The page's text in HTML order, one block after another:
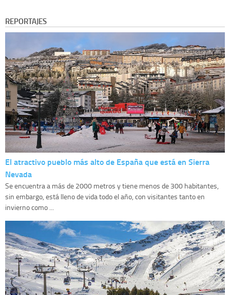
REPORTAJES
El atractivo pueblo más alto de España que está en Sierra
Nevada
Se encuentra a más de 2000 metros y tiene menos de 300 habitantes,
sin embargo, está lleno de vida todo el año, con visitantes tanto en
invierno como ...